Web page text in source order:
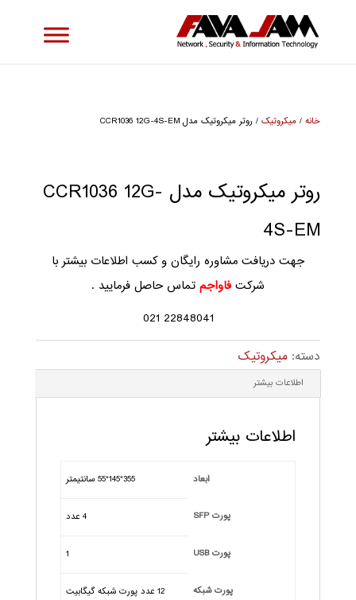
خانه/ میکروتیک/ روتر میکروتیک مدل CCR1036 12G-4S-EM
روتر میکروتیک مدل CCR1036 12G-
4S-EM
جهت دریافت مشاوره رایگان و کسب اطلاعات بیشتر با
شرکت فاواجم تماس حاصل فرمایید .
22848041 021
دسته: میکروتیک
اطلاعات بیشتر
اطلاعات بیشتر
ابعاد 355*145*55 سانتيمتر
پورت SFP 4 عدد
پورت USB 1
پورت شبکه 12 عدد پورت شبکه گیگابیت